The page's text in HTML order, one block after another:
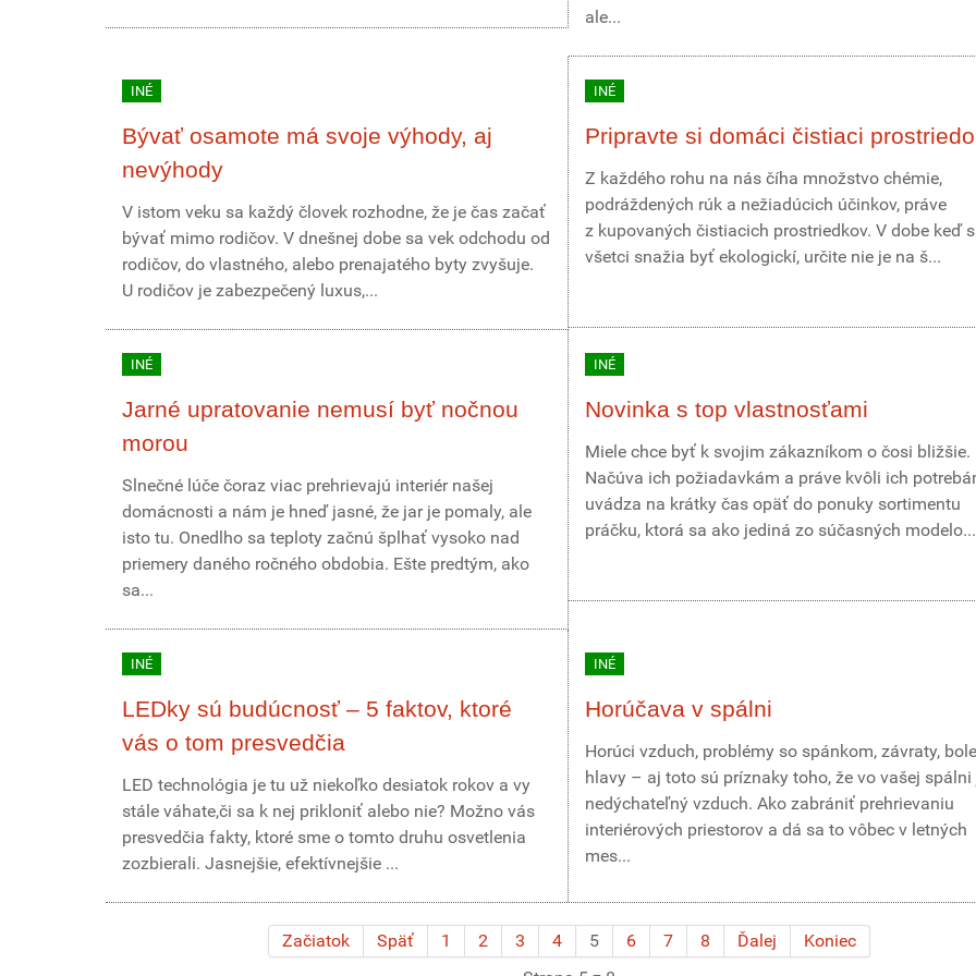
ale...
INÉ
Bývať osamote má svoje výhody, aj
nevýhody
V istom veku sa každý človek rozhodne, že je čas začať
bývať mimo rodičov. V dnešnej dobe sa vek odchodu od
rodičov, do vlastného, alebo prenajatého byty zvyšuje.
U rodičov je zabezpečený luxus,...
INÉ
Pripravte si domáci čistiaci
Z každého rohu na nás číha množstvo chémie,
podráždených rúk a nežiadúcich účinkov, práve
z kupovaných čistiacich prostriedkov. V dobe keď
všetci snažia byť ekologickí, určite nie je na š...
INÉ
Jarné upratovanie nemusí byť nočnou
morou
Slnečné lúče čoraz viac prehrievajú interiér našej
domácnosti a nám je hneď jasné, že jar je pomaly, ale
isto tu. Onedlho sa teploty začnú šplhať vysoko nad
priemery daného ročného obdobia. Ešte predtým, ako
sa...
INÉ
Novinka s top vlastnosťami
Miele chce byť k svojim zákazníkom o čosi bližšie.
Načúva ich požiadavkám a práve kvôli ich
uvádza na krátky čas opäť do ponuky sortimentu
práčku, ktorá sa ako jediná zo súčasných modelo...
INÉ
LEDky sú budúcnosť – 5 faktov, ktoré
vás o tom presvedčia
LED technológia je tu už niekoľko desiatok rokov a vy
stále váhate,či sa k nej prikloniť alebo nie? Možno vás
presvedčia fakty, ktoré sme o tomto druhu osvetlenia
zozbierali. Jasnejšie, efektívnejšie ...
INÉ
Horúčava v spálni
Horúci vzduch, problémy so spánkom, závraty,
hlavy – aj toto sú príznaky toho, že vo vašej spálni
nedýchateľný vzduch. Ako zabrániť prehrievaniu
interiérových priestorov a dá sa to vôbec v letných
mes...
Začiatok Späť 1 2 3 4 5 6 7 8 Ďalej
Koniec